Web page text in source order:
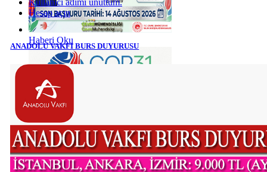
Haberi Oku
Haberi Oku
Kullanıcı adımı unuttum.
Hesap açın
ANADOLU VAKFI BURS DUYURUSU